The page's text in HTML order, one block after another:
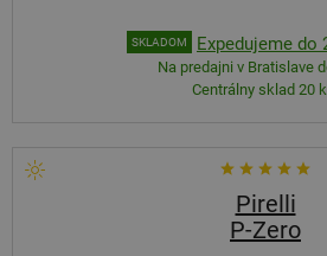
SKLADOM Expedujeme do
Na predajni v Bratislave
Centrálny sklad 20
Pirelli
P-Zero